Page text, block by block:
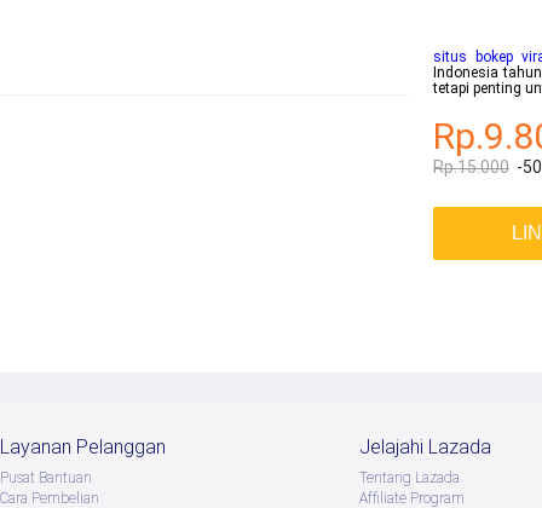
situs bokep
Indonesia
tetapi penting
Rp.15.000 -
Layanan Pelanggan
Pusat Bantuan
Cara Pembelian
Jelajahi Lazada
Tentang Lazada
Afﬁliate Program